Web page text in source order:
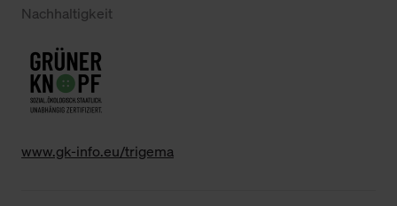
Nachhaltigkeit
www.gk-info.eu/trigema